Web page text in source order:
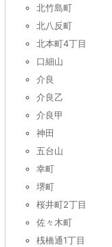
北竹島町
北八反町
北本町4丁目
口細山
介良
介良乙
介良甲
神田
五台山
幸町
堺町
桜井町2丁目
佐々木町
桟橋通1丁目